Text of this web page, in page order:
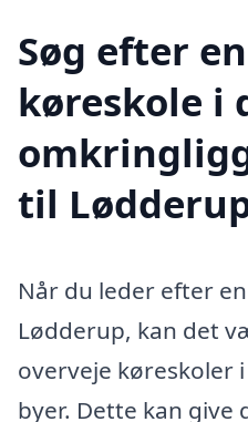
Søg efter
køreskole i
til
Når du leder efter
Lødderup, kan det
overveje køreskoler
byer. Dette kan